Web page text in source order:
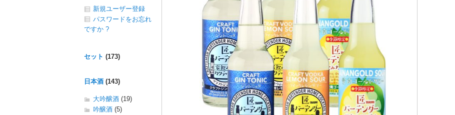
新規ユーザー登録
パスワードをお忘れ
ですか ?
セット (173)
日本酒 (143)
大吟醸酒 (19)
吟醸酒 (5)